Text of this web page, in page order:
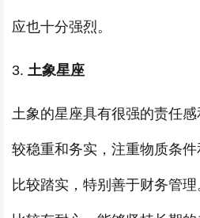
应也十分强烈。
3. 土象星座
土象的星座具有很强的责任
较稳重和务实，注重物质条
比较踏实，特别善于财务管